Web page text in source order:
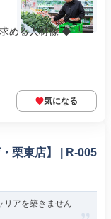
る人材像 ◆ ┗━
気になる
栗東店】 | R-005
リアを築きません